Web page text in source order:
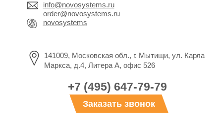
info@novosystems.ru
order@novosystems.ru
novosystems
141009, Московская обл., г. Мытищи, ул. Карла
Маркса, д.4, Литера А, офис 526
+7 (495) 647-79-79
Заказать звонок